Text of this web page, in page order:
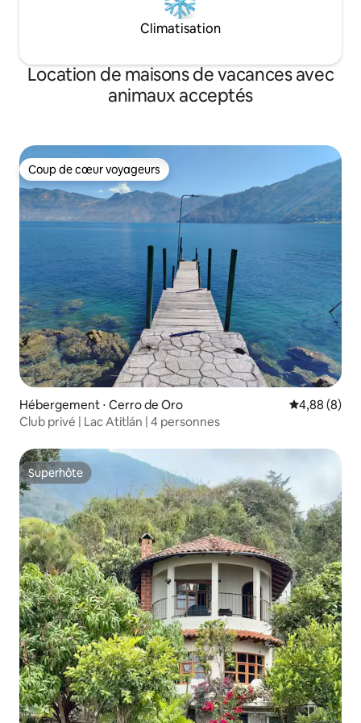
Climatisation
Location de maisons de vacances avec
animaux acceptés
Coup de cœur voyageurs
Coup de cœur voyageurs
Hébergement ⋅ Cerro de Oro Évaluation
4,88 (8)
Club privé | Lac Atitlán | 4 personnes
Superhôte
Superhôte